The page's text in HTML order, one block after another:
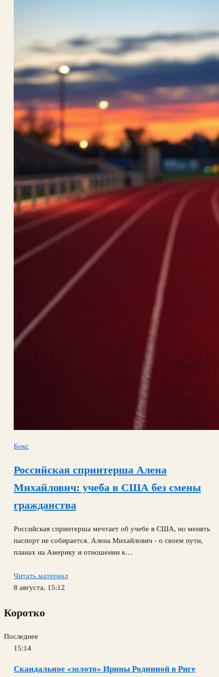
Бокс
Российская спринтерша Алена
Михайлович: учеба в США без смены
гражданства
Российская спринтерша мечтает об учебе в США, но менять
паспорт не собирается. Алена Михайлович - о своем пути,
планах на Америку и отношении к…
Читать материал
8 августа, 15:12
Коротко
Последнее
15:14
Скандальное «золото» Ирины Родниной в Риге